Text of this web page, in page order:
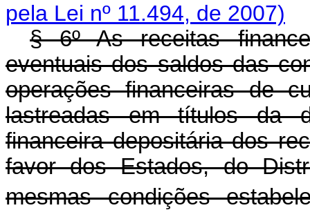
pela Lei nº 11.494, de 2007)
§ 6º As receitas
eventuais dos saldos das
operações financeiras de
lastreadas em títulos da
financeira depositária dos
favor dos Estados, do
mesmas condições